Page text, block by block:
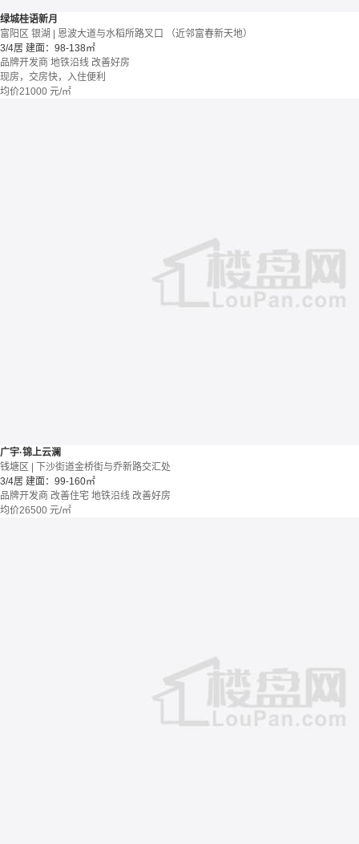
绿城桂语新月
富阳区 银湖 | 恩波大道与水稻所路叉口 （近邻富春新天地）
3/4居 建面：98-138㎡
品牌开发商 地铁沿线 改善好房
现房，交房快，入住便利
均价21000 元/㎡
广宇·锦上云澜
钱塘区 | 下沙街道金桥街与乔新路交汇处
3/4居 建面：99-160㎡
品牌开发商 改善住宅 地铁沿线 改善好房
均价26500 元/㎡